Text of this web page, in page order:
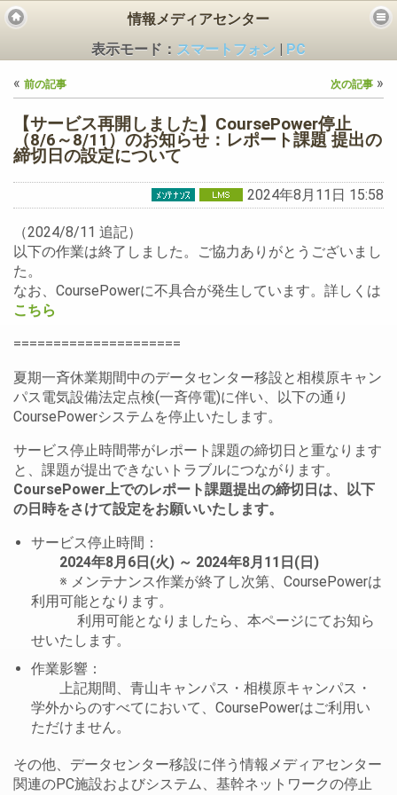
ス
情報メディアセンター
表示モード： スマートフォン
PC
« 前の記事 次の記事 »
【サービス再開しました】CoursePower停止
（8/6～8/11）のお知らせ：レポート課題 提出の
締切日の設定について
2024年8月11日 15:58
（2024/8/11 追記）
以下の作業は終了しました。ご協力ありがとうございまし
た。
なお、CoursePowerに不具合が発生しています。詳しくは
こちら
=====================
夏期一斉休業期間中のデータセンター移設と相模原キャン
パス電気設備法定点検(一斉停電)に伴い、以下の通り
CoursePowerシステムを停止いたします。
サービス停止時間帯がレポート課題の締切日と重なります
と、課題が提出できないトラブルにつながります。
CoursePower上でのレポート課題提出の締切日は、以下
の日時をさけて設定をお願いいたします。
サービス停止時間：
2024年8月6日(火) ～ 2024年8月11日(日)
※ メンテナンス作業が終了し次第、CoursePowerは
利用可能となります。
利用可能となりましたら、本ページにてお知ら
せいたします。
作業影響：
上記期間、青山キャンパス・相模原キャンパス・
学外からのすべてにおいて、CoursePowerはご利用い
ただけません。
その他、データセンター移設に伴う情報メディアセンター
関連のPC施設およびシステム、基幹ネットワークの停止